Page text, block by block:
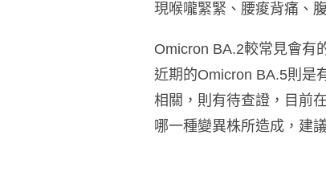
現喉嚨緊緊、腰痠背痛、
Omicron BA.2較常見會有
近期的Omicron BA.5則是
相關，則有待查證，目前
哪一種變異株所造成，建